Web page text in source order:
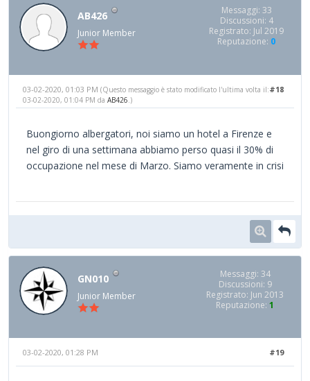
AB426
Junior Member
Messaggi: 33
Discussioni: 4
Registrato: Jul 2019
Reputazione: 0
#18
03-02-2020, 01:03 PM (Questo messaggio è stato modificato l'ultima volta il:
03-02-2020, 01:04 PM da AB426 .)
Buongiorno albergatori, noi siamo un hotel a Firenze e
nel giro di una settimana abbiamo perso quasi il 30% di
occupazione nel mese di Marzo. Siamo veramente in crisi
GN010
Junior Member
Messaggi: 34
Discussioni: 9
Registrato: Jun 2013
Reputazione: 1
#19
03-02-2020, 01:28 PM